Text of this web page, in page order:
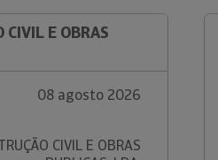
E OBRAS
08 agosto 2026
CIVIL E OBRAS